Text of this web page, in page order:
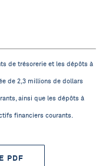
de trésorerie et les dépôts à
de 2,3 millions de dollars
ainsi que les dépôts à
financiers courants.
PDF